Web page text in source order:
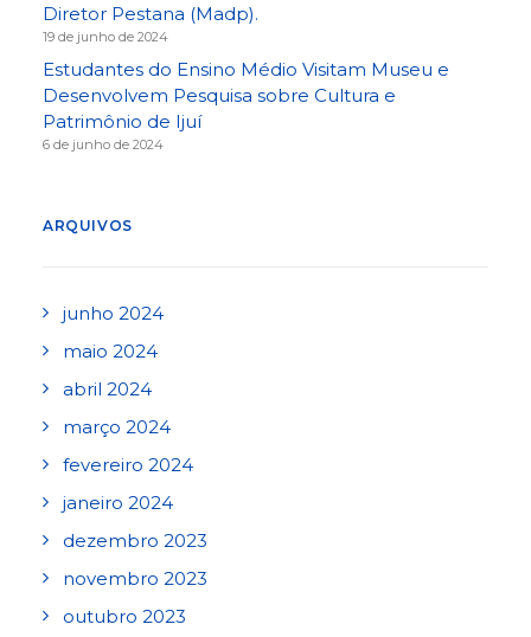
Diretor Pestana (Madp).
19 de junho de 2024
Estudantes do Ensino Médio Visitam Museu e
Desenvolvem Pesquisa sobre Cultura e
Patrimônio de Ijuí
6 de junho de 2024
ARQUIVOS
junho 2024
maio 2024
abril 2024
março 2024
fevereiro 2024
janeiro 2024
dezembro 2023
novembro 2023
outubro 2023